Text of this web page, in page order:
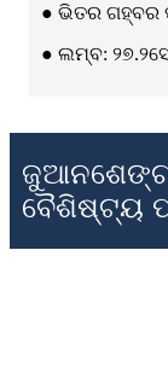
● ଭିତର ଗହ୍ବର
● ଲମ୍ବ:
ବୈଶିଷ୍ଟ୍ୟ